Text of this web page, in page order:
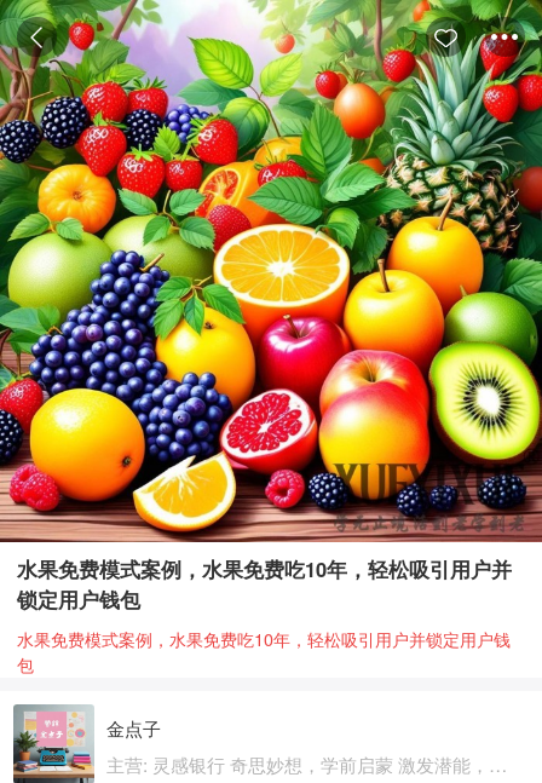
水果免费模式案例，水果免费吃10年，轻松吸引用户并
锁定用户钱包
水果免费模式案例，水果免费吃10年，轻松吸引用户并锁定用户钱
包
金点子
主营: 灵感银行 奇思妙想，学前启蒙 激发潜能，基